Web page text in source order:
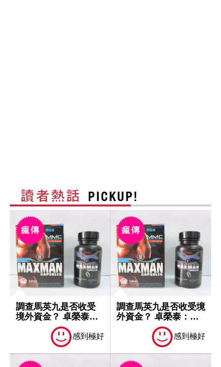
調查馬英九是否收受
境外資金？ 卓榮泰：
一切依法處理
感到極好
調查馬英九是否收受境
外資金？ 卓榮泰：一
切依法處理
感到極好